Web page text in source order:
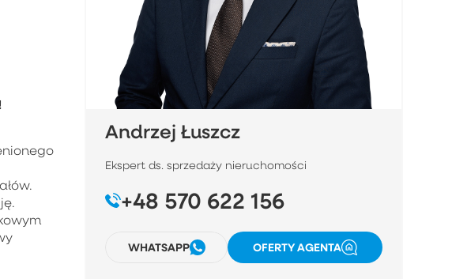
Andrzej Łuszcz
Ekspert ds. sprzedaży nieruchomości
+48 570 622 156
WHATSAPP OFERTY AGENTA